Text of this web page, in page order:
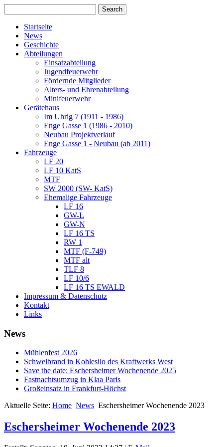
Startseite
News
Geschichte
Abteilungen
Einsatzabteilung
Jugendfeuerwehr
Fördernde Mitglieder
Alters- und Ehrenabteilung
Minifeuerwehr
Gerätehaus
Im Uhrig 7 (1911 - 1986)
Enge Gasse 1 (1986 - 2010)
Neubau Projektverlauf
Enge Gasse 1 - Neubau (ab 2011)
Fahrzeuge
LF 20
LF 10 KatS
MTF
SW 2000 (SW- KatS)
Ehemalige Fahrzeuge
LF 16
GW-L
GW-N
LF 16 TS
RW 1
MTF (F-749)
MTF alt
TLF 8
LF 10/6
LF 16 TS EWALD
Impressum & Datenschutz
Kontakt
Links
News
Mühlenfest 2026
Schwelbrand in Kohlesilo des Kraftwerks West
Save the date: Eschersheimer Wochenende 2025
Fastnachtsumzug in Klaa Paris
Großeinsatz in Frankfurt-Höchst
Aktuelle Seite: Home News Eschersheimer Wochenende 2023
Eschersheimer Wochenende 2023